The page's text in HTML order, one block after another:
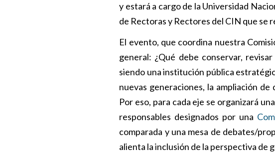
y estará a cargo de la Universidad
de Rectoras y Rectores del CIN que se
El evento, que coordina nuestra
general: ¿Qué debe conservar,
siendo una institución pública
nuevas generaciones, la ampliación
Por eso, para cada eje se organizará
responsables designados por una
comparada y una mesa de debates/
alienta la inclusión de la perspectiva de